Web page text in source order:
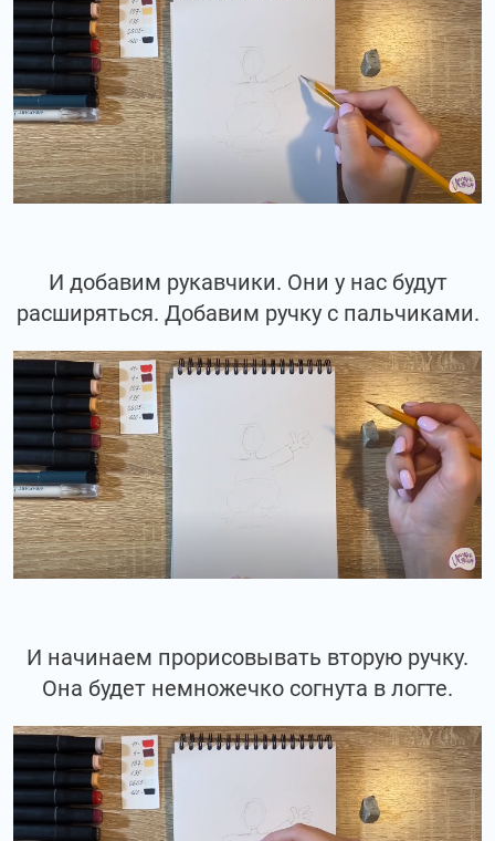
И добавим рукавчики. Они у нас будут
расширяться. Добавим ручку с пальчиками.
И начинаем прорисовывать вторую ручку.
Она будет немножечко согнута в логте.